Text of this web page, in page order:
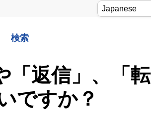
検索
「返信」、「転
ですか？